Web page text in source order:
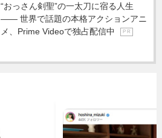
“おっさん剣聖”の一太刀に宿る人生
―― 世界で話題の本格アクションアニ
メ、Prime Videoで独占配信中
P R